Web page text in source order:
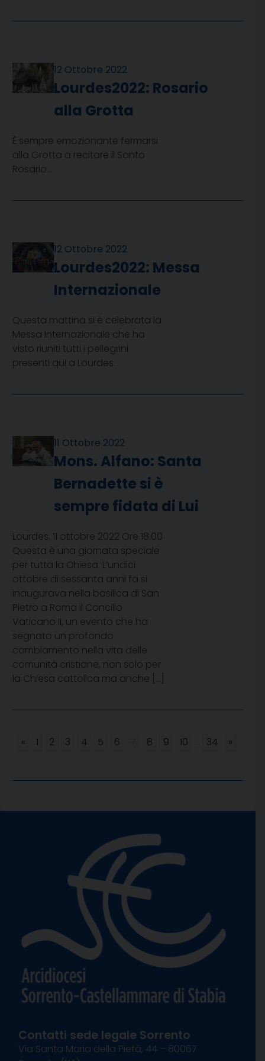
12 Ottobre 2022
Lourdes2022: Rosario
alla Grotta
È sempre emozionante fermarsi
alla Grotta a recitare il Santo
Rosario…
12 Ottobre 2022
Lourdes2022: Messa
Internazionale
Questa mattina si è celebrata la
Messa Internazionale che ha
visto riuniti tutti i pellegrini
presenti qui a Lourdes.
11 Ottobre 2022
Mons. Alfano: Santa
Bernadette si è
sempre fidata di Lui
Lourdes, 11 ottobre 2022 Ore 18.00
Questa è una giornata speciale
per tutta la Chiesa. L’undici
ottobre di sessanta anni fa si
inaugurava nella basilica di San
Pietro a Roma il Concilio
Vaticano II, un evento che ha
segnato un profondo
cambiamento nella vita delle
comunità cristiane, non solo per
la Chiesa cattolica ma anche […]
« 1 2 3 4 5 6 8 9 10 34 »
Contatti sede legale Sorrento
Via Santa Maria della Pietà, 44 – 80067